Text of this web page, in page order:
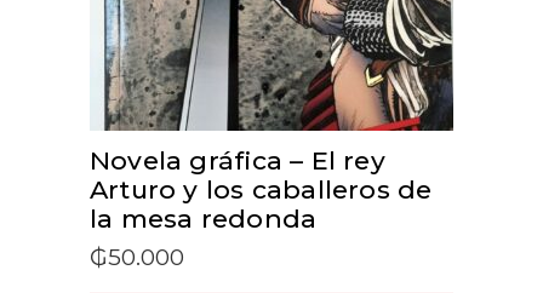
Novela gráfica – El rey
Arturo y los caballeros de
la mesa redonda
₲50.000